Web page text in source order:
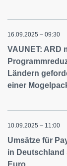
16.09.2025 – 09:30
VAUNET: ARD
Ländern
einer
10.09.2025 – 11:00
Umsätze für
in Deutschland
Euro